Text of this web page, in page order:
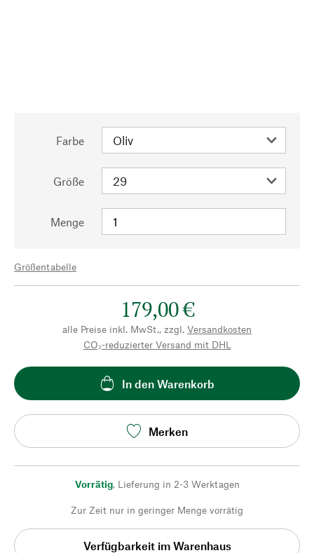
Farbe
Größe
Menge
Größentabelle
179,00 €
alle Preise inkl. MwSt., zzgl. Versandkosten
CO₂-reduzierter Versand mit DHL
In den Warenkorb
Merken
Vorrätig, Lieferung in 2-3 Werktagen
Zur Zeit nur in geringer Menge vorrätig
Verfügbarkeit im Warenhaus